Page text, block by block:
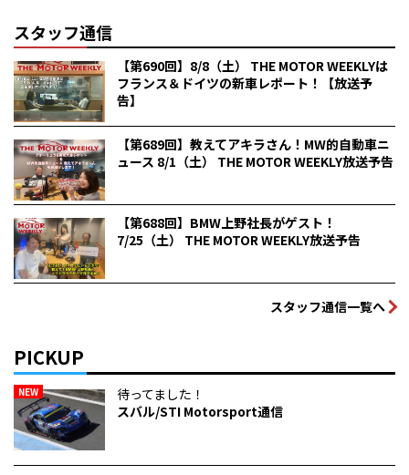
スタッフ通信
【第690回】8/8（土） THE MOTOR WEEKLYは
フランス＆ドイツの新車レポート！【放送予
告】
【第689回】教えてアキラさん！MW的自動車ニ
ュース 8/1（土） THE MOTOR WEEKLY放送予告
【第688回】BMW上野社長がゲスト！
7/25（土） THE MOTOR WEEKLY放送予告
スタッフ通信一覧へ
PICKUP
NEW
待ってました！
スバル/STI Motorsport通信